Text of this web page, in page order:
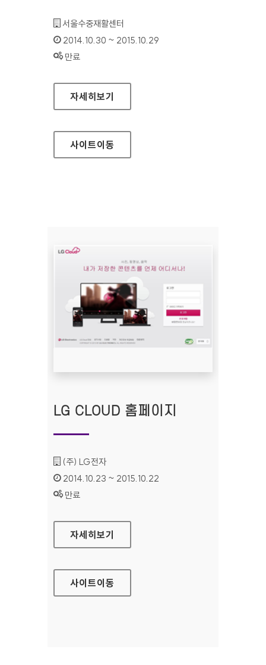
기관명 :
서울수중재활센터
인증기간 :
2014.10.30 ~ 2015.10.29
상태 :
만료
서울수중재활센터 홈페이지
자세히보기
사이트이동
LG CLOUD 홈페이지
기관명 :
(주) LG전자
인증기간 :
2014.10.23 ~ 2015.10.22
상태 :
만료
LG CLOUD 홈페이지
자세히보기
사이트이동